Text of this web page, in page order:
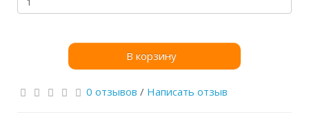
В корзину
0 отзывов / Написать отзыв